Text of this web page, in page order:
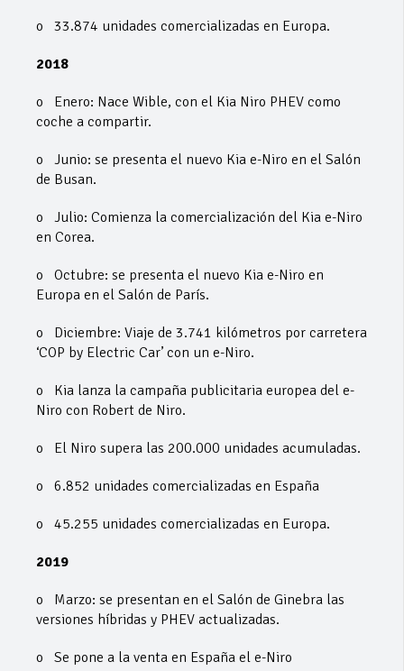
o 33.874 unidades comercializadas en Europa.
2018
o Enero: Nace Wible, con el Kia Niro PHEV como
coche a compartir.
o Junio: se presenta el nuevo Kia e-Niro en el Salón
de Busan.
o Julio: Comienza la comercialización del Kia e-Niro
en Corea.
o Octubre: se presenta el nuevo Kia e-Niro en
Europa en el Salón de París.
o Diciembre: Viaje de 3.741 kilómetros por carretera
‘COP by Electric Car’ con un e-Niro.
o Kia lanza la campaña publicitaria europea del e-
Niro con Robert de Niro.
o El Niro supera las 200.000 unidades acumuladas.
o 6.852 unidades comercializadas en España
o 45.255 unidades comercializadas en Europa.
2019
o Marzo: se presentan en el Salón de Ginebra las
versiones híbridas y PHEV actualizadas.
o Se pone a la venta en España el e-Niro